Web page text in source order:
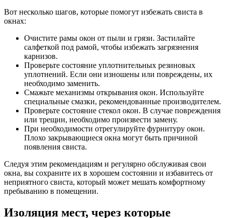
Вот несколько шагов, которые помогут избежать свиста в
окнах:
Очистите рамы окон от пыли и грязи. Застилайте
салфеткой под рамой, чтобы избежать загрязнения
карнизов.
Проверьте состояние уплотнительных резиновых
уплотнений. Если они изношены или повреждены, их
необходимо заменить.
Смажьте механизмы открывания окон. Используйте
специальные смазки, рекомендованные производителем.
Проверьте состояние стекол окон. В случае повреждения
или трещин, необходимо произвести замену.
При необходимости отрегулируйте фурнитуру окон.
Плохо закрывающиеся окна могут быть причиной
появления свиста.
Следуя этим рекомендациям и регулярно обслуживая свои
окна, вы сохраните их в хорошем состоянии и избавитесь от
неприятного свиста, который может мешать комфортному
пребыванию в помещении.
Изоляция мест, через которые